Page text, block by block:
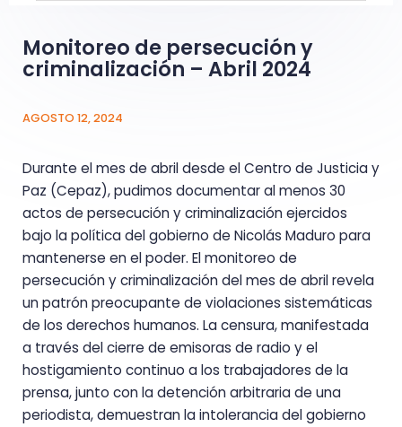
Monitoreo de persecución y
criminalización – Abril 2024
AGOSTO 12, 2024
Durante el mes de abril desde el Centro de Justicia y
Paz (Cepaz), pudimos documentar al menos 30
actos de persecución y criminalización ejercidos
bajo la política del gobierno de Nicolás Maduro para
mantenerse en el poder. El monitoreo de
persecución y criminalización del mes de abril revela
un patrón preocupante de violaciones sistemáticas
de los derechos humanos. La censura, manifestada
a través del cierre de emisoras de radio y el
hostigamiento continuo a los trabajadores de la
prensa, junto con la detención arbitraria de una
periodista, demuestran la intolerancia del gobierno